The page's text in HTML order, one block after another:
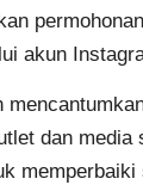
akun
dan media
memperbaiki